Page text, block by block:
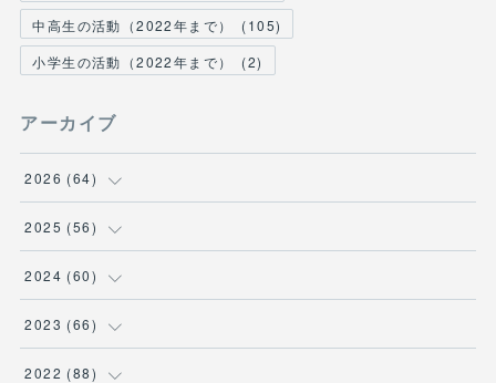
中高生の活動（2022年まで）
(105)
小学生の活動（2022年まで）
(2)
アーカイブ
2026 (64)
(2)
(6)
(9)
( 11
2025 (56)
(1)
(2)
(1)
2024 (60)
(12
(13
2023 (66)
(1)
2022 (88)